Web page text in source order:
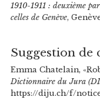
1910-1911 : deuxième
celles de Genève,
Suggestion de
Emma Chatelain,
Dictionnaire du Jura
https://diju.ch/f/